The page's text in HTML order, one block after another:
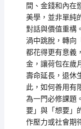
間、金錢和內在
美學，並非單純
對話與價值重構
渦中跳脫，轉向
都花得更有意義
金，讓荷包在歲
壽命延長，退休
此，如何善用有
為一門必修課題
要」與「想要」
作壓力或社會期